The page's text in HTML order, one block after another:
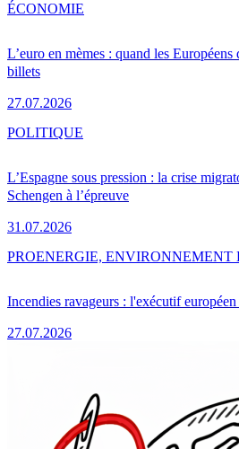
L’euro en mèmes : quand les
billets
27.07.2026
ÉCONOMIE
L’Espagne sous pression : la crise
Schengen à l’épreuve
31.07.2026
POLITIQUE
Incendies ravageurs : l'exécutif
27.07.2026
PROENERGIE, ENVIRONNEMENT